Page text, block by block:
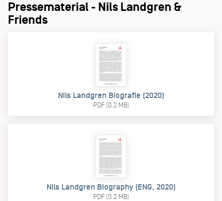
Pressematerial - Nils Landgren &
Friends
Nils Landgren Biografie (2020)
PDF (0.2 MB)
Nils Landgren Biography (ENG, 2020)
PDF (0.2 MB)